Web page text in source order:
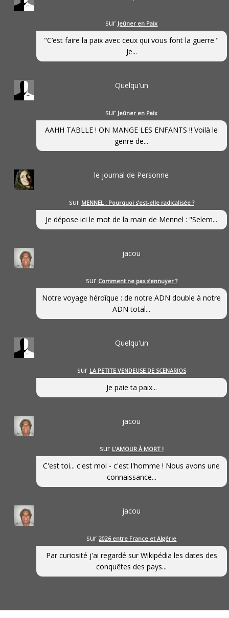
sur Jeûner en Paix
"C’est faire la paix avec ceux qui vous font la guerre."
Je...
Quelqu'un
sur Jeûner en Paix
AAHH TABLLE ! ON MANGE LES ENFANTS !! Voilà le
genre de...
le journal de Personne
sur MENNEL : Pourquoi s’est-elle radicalisée ?
Je dépose ici le mot de la main de Mennel : "Selem...
jacou
sur Comment ne pas s’ennuyer ?
Notre voyage héroîque : de notre ADN double à notre
ADN total...
Quelqu'un
sur LA PETITE VENDEUSE DE SCENARIOS
Je paie ta paix...
jacou
sur L’AMOUR À MORT !
C'est toi... c'est moi - c'est l'homme ! Nous avons une
connaissance...
jacou
sur2026 entre France et Algérie
Par curiosité j'ai regardé sur Wikipédia les dates des
conquêtes des pays...